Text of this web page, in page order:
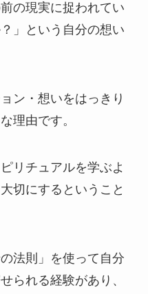
の現実に捉われてい
」という自分の想い
ン・想いをはっきり
理由です。
リチュアルを学ぶよ
切にするということ
法則」を使って自分
られる経験があり、